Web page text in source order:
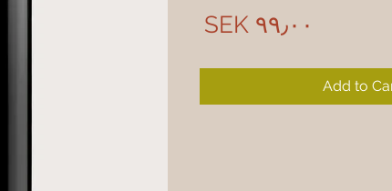
SEK ۹۹٫۰۰
Add to